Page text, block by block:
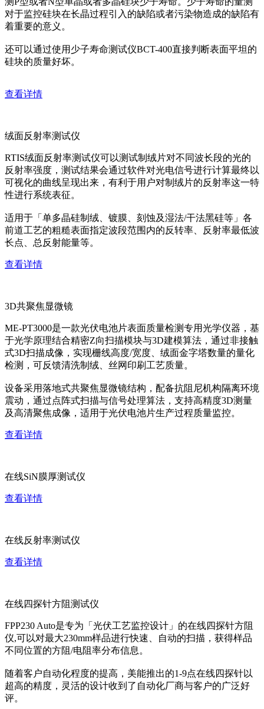
对于监控硅块在长晶过程引入的缺陷或者污染物造成的缺陷有
着重要的意义。
还可以通过使用少子寿命测试仪BCT-400直接判断表面平坦的
硅块的质量好坏。
查看详情
绒面反射率测试仪
RTIS绒面反射率测试仪可以测试制绒片对不同波长段的光的
反射率强度，测试结果会通过软件对光电信号进行计算最终以
可视化的曲线呈现出来，有利于用户对制绒片的反射率这一特
性进行系统表征。
适用于「单多晶硅制绒、镀膜、刻蚀及湿法/干法黑硅等」各
前道工艺的粗糙表面指定波段范围内的反转率、反射率最低波
长点、总反射能量等。
查看详情
3D共聚焦显微镜
ME-PT3000是一款光伏电池片表面质量检测专用光学仪器，基
于光学原理结合精密Z向扫描模块与3D建模算法，通过非接触
式3D扫描成像，实现栅线高度/宽度、绒面金字塔数量的量化
检测，可反馈清洗制绒、丝网印刷工艺质量。
设备采用落地式共聚焦显微镜结构，配备抗阻尼机构隔离环境
震动，通过点阵式扫描与信号处理算法，支持高精度3D测量
及高清聚焦成像，适用于光伏电池片生产过程质量监控。
查看详情
在线SiN膜厚测试仪
查看详情
在线反射率测试仪
查看详情
在线四探针方阻测试仪
FPP230 Auto是专为「光伏工艺监控设计」的在线四探针方阻
仪,可以对最大230mm样品进行快速、自动的扫描，获得样品
不同位置的方阻/电阻率分布信息。
随着客户自动化程度的提高，美能推出的1-9点在线四探针以
超高的精度，灵活的设计收到了自动化厂商与客户的广泛好
评。